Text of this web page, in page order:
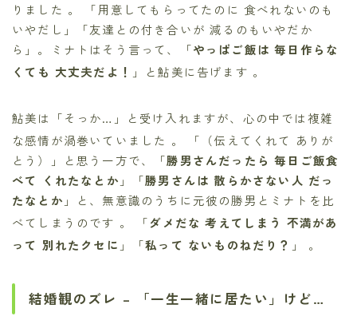
りました 。 「用意してもらってたのに 食べれないのも
いやだし」「友達との付き合いが 減るのもいやだか
ら」。ミナトはそう言って、「やっぱご飯は 毎日作らな
くても 大丈夫だよ！ 」と鮎美に告げます 。
鮎美は「そっか…」と受け入れますが、心の中では複雑
な感情が渦巻いていました 。 「（伝えてくれて ありが
とう）」と思う一方で、「勝男さんだったら 毎日ご飯食
べて くれたなとか 」「勝男さんは 散らかさない人 だっ
たなとか 」と、無意識のうちに元彼の勝男とミナトを比
べてしまうのです 。 「ダメだな 考えてしまう 不満があ
って 別れたクセに 」「私って ないものねだり？ 」 。
結婚観のズレ – 「一生一緒に居たい」けど…